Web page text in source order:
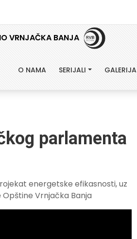
VRNJAČKA BANJA
O NAMA SERIJALI GALERIJA
parlamenta
energetske efikasnosti, uz
Vrnjačka Banja